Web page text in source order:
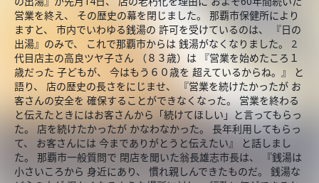
営業を終え、 その歴史の幕を閉じました。 那覇市保健所により
ますと、 市内でいわゆる銭湯の 許可を受けているのは、 『日の
出湯』のみで、 これで那覇市からは 銭湯がなくなりました。 2
代目店主の高良ツヤ子さん （８３歳）は 『営業を始めたころ１
歳だった 子どもが、 今はもう６０歳を 超えているからね。』 と
語り、 店の歴史の長さをにじませ、 『営業を続けたかったが お
客さんの安全を 確保することができなくなった。 営業を終わる
と伝えたときにはお客さんから「続けてほしい」と言ってもらっ
た。 店を続けたかったが かなわなかった。 長年利用してもらっ
て、 お客さんには 今までありがとうと伝えたい』 と話しまし
た。 那覇市一般質問で 閉店を聞いた翁長雄志市長は、 『銭湯は
小さいころから 身近にあり、 慣れ親しんできたものだ。 銭湯な